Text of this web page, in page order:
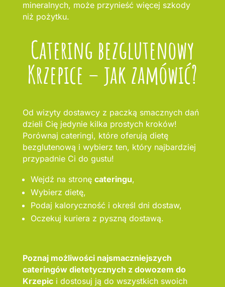
mineralnych, może przynieść więcej szkody
niż pożytku.
Catering bezglutenowy
Krzepice – jak zamówić?
Od wizyty dostawcy z paczką smacznych dań
dzieli Cię jedynie kilka prostych kroków!
Porównaj cateringi, które oferują dietę
bezglutenową i wybierz ten, który najbardziej
przypadnie Ci do gustu!
Wejdź na stronę cateringu,
Wybierz dietę,
Podaj kaloryczność i określ dni dostaw,
Oczekuj kuriera z pyszną dostawą.
Poznaj możliwości najsmaczniejszych
cateringów dietetycznych z dowozem do
Krzepici dostosuj ją do wszystkich swoich